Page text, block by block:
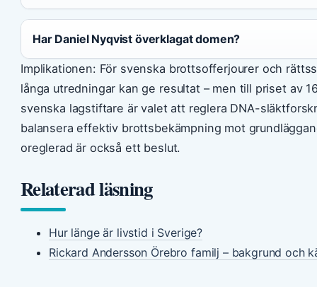
Har Daniel Nyqvist överklagat domen?
Implikationen: För svenska brottsofferjourer och
långa utredningar kan ge resultat – men till priset av
svenska lagstiftare är valet att reglera DNA-
balansera effektiv brottsbekämpning mot
oreglerad är också ett beslut.
Relaterad läsning
Hur länge är livstid i Sverige?
Rickard Andersson Örebro familj – bakgrund och